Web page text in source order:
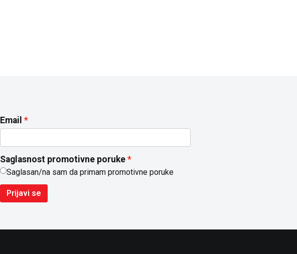
Email
Saglasnost promotivne poruke
Saglasan/na sam da primam promotivne poruke
Prijavi se